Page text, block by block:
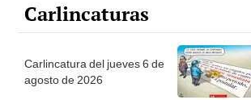
Carlincaturas
Carlincatura del jueves 6 de
agosto de 2026